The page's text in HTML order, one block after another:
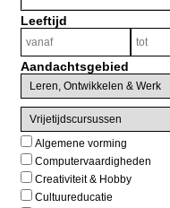
Leeftijd
Aandachtsgebied
Algemene vorming
Computervaardigheden
Creativiteit & Hobby
Cultuureducatie